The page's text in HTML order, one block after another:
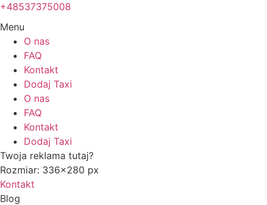
+48537375008
Menu
O nas
FAQ
Kontakt
Dodaj Taxi
O nas
FAQ
Kontakt
Dodaj Taxi
Twoja reklama tutaj?
Rozmiar: 336x280 px
Kontakt
Blog